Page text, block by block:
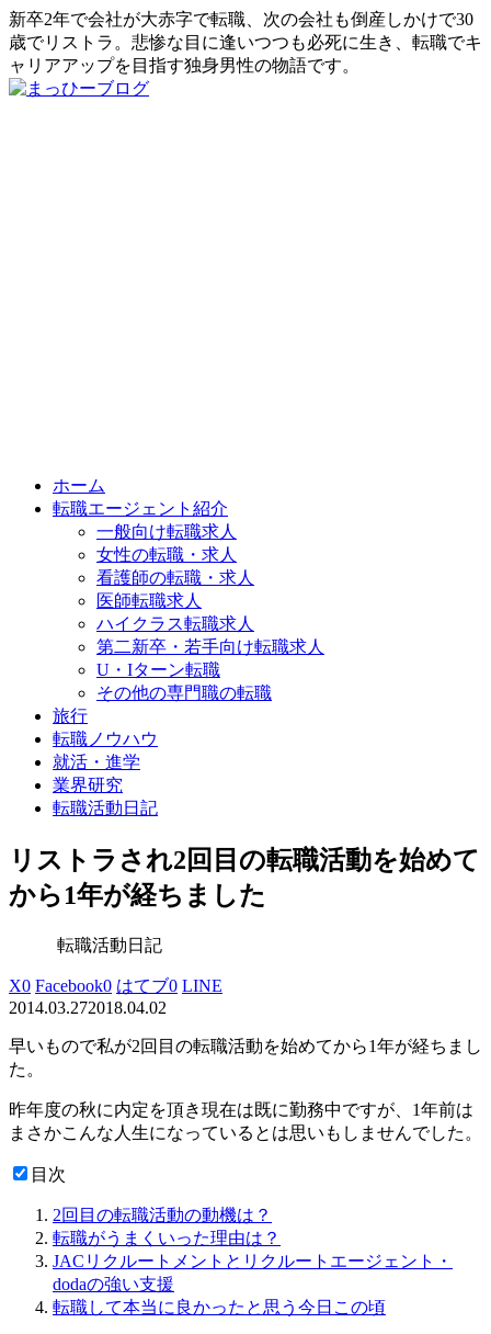
新卒2年で会社が大赤字で転職、次の会社も倒産しかけで30
歳でリストラ。悲惨な目に逢いつつも必死に生き、転職でキ
ャリアアップを目指す独身男性の物語です。
ホーム
転職エージェント紹介
一般向け転職求人
女性の転職・求人
看護師の転職・求人
医師転職求人
ハイクラス転職求人
第二新卒・若手向け転職求人
U・Iターン転職
その他の専門職の転職
旅行
転職ノウハウ
就活・進学
業界研究
転職活動日記
リストラされ2回目の転職活動を始めて
から1年が経ちました
転職活動日記
X0 Facebook0 はてブ0 LINE
2014.03.272018.04.02
早いもので私が2回目の転職活動を始めてから1年が経ちまし
た。
昨年度の秋に内定を頂き現在は既に勤務中ですが、1年前は
まさかこんな人生になっているとは思いもしませんでした。
目次
2回目の転職活動の動機は？
転職がうまくいった理由は？
JACリクルートメントとリクルートエージェント・
dodaの強い支援
転職して本当に良かったと思う今日この頃